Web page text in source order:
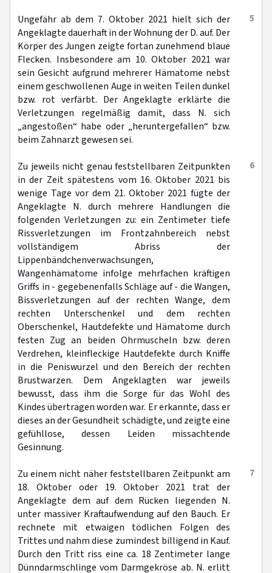
5
Ungefähr ab dem 7. Oktober 2021 hielt sich der
Angeklagte dauerhaft in der Wohnung der D. auf. Der
Körper des Jungen zeigte fortan zunehmend blaue
Flecken. Insbesondere am 10. Oktober 2021 war
sein Gesicht aufgrund mehrerer Hämatome nebst
einem geschwollenen Auge in weiten Teilen dunkel
bzw. rot verfärbt. Der Angeklagte erklärte die
Verletzungen regelmäßig damit, dass N. sich
„angestoßen“ habe oder „heruntergefallen“ bzw.
beim Zahnarzt gewesen sei.
6
Zu jeweils nicht genau feststellbaren Zeitpunkten
in der Zeit spätestens vom 16. Oktober 2021 bis
wenige Tage vor dem 21. Oktober 2021 fügte der
Angeklagte N. durch mehrere Handlungen die
folgenden Verletzungen zu: ein Zentimeter tiefe
Rissverletzungen im Frontzahnbereich nebst
vollständigem Abriss der
Lippenbändchenverwachsungen,
Wangenhämatome infolge mehrfachen kräftigen
Griffs in - gegebenenfalls Schläge auf - die Wangen,
Bissverletzungen auf der rechten Wange, dem
rechten Unterschenkel und dem rechten
Oberschenkel, Hautdefekte und Hämatome durch
festen Zug an beiden Ohrmuscheln bzw. deren
Verdrehen, kleinfleckige Hautdefekte durch Kniffe
in die Peniswurzel und den Bereich der rechten
Brustwarzen. Dem Angeklagten war jeweils
bewusst, dass ihm die Sorge für das Wohl des
Kindes übertragen worden war. Er erkannte, dass er
dieses an der Gesundheit schädigte, und zeigte eine
gefühllose, dessen Leiden missachtende
Gesinnung.
7
Zu einem nicht näher feststellbaren Zeitpunkt am
18. Oktober oder 19. Oktober 2021 trat der
Angeklagte dem auf dem Rücken liegenden N.
unter massiver Kraftaufwendung auf den Bauch. Er
rechnete mit etwaigen tödlichen Folgen des
Trittes und nahm diese zumindest billigend in Kauf.
Durch den Tritt riss eine ca. 18 Zentimeter lange
Dünndarmschlinge vom Darmgekröse ab. N. erlitt